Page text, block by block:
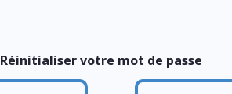
Réinitialiser votre mot de passe